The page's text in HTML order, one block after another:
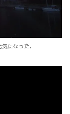
になった．